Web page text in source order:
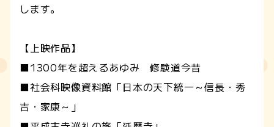
します。
【上映作品】
■1300年を超えるあゆみ 修験道今昔
■社会科映像資料館「日本の天下統一～信長・秀
吉・家康～」